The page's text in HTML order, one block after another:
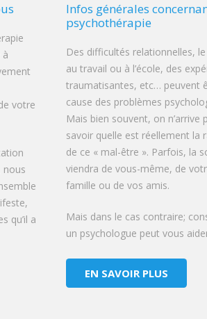
votre
nous
qu’il a
Infos générales
psychothérapie
Des difficultés relationnelles,
au travail ou à l’école, des
traumatisantes, etc… peuvent
cause des problèmes
Mais bien souvent, on n’arrive
savoir quelle est réellement la
de ce « mal-être ». Parfois, la
viendra de vous-même, de
famille ou de vos amis.
Mais dans le cas contraire;
un psychologue peut vous
EN SAVOIR PLUS